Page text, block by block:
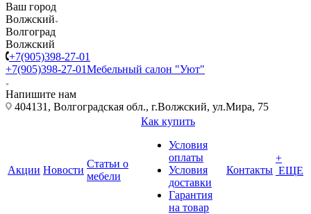
Ваш город
Волжский
Волгоград
Волжский
+7(905)398-27-01
+7(905)398-27-01Мебельный салон "Уют"
Напишите нам
404131, Волгоградская обл., г.Волжский, ул.Мира, 75
Акции Новости
Статьи о
мебели
Как купить
Условия
оплаты
Условия
доставки
Гарантия
на товар
Контакты
+
ЕЩЕ